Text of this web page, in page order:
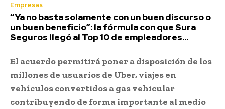
Empresas
“Ya no basta solamente con un buen discurso o
un buen beneficio”: la fórmula con que Sura
Seguros llegó al Top 10 de empleadores...
El acuerdo permitirá poner a disposición de los
millones de usuarios de Uber, viajes en
vehículos convertidos a gas vehicular
contribuyendo de forma importante al medio